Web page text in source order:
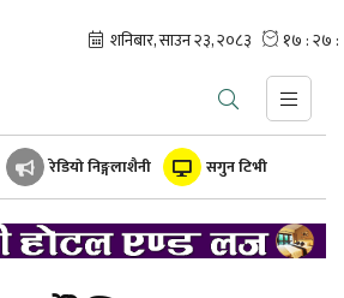
रेडियो निङ्गलाशैनी सगुन टिभी